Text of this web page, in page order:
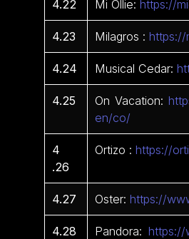
4.22 Mi Ollie:https://
4.23 Milagros :https://
4.24 Musical Cedar:
4.25 On Vacation:
en/co/
4
.26
Ortizo :https://
4.27 Oster:https://
4.28 Pandora:https://